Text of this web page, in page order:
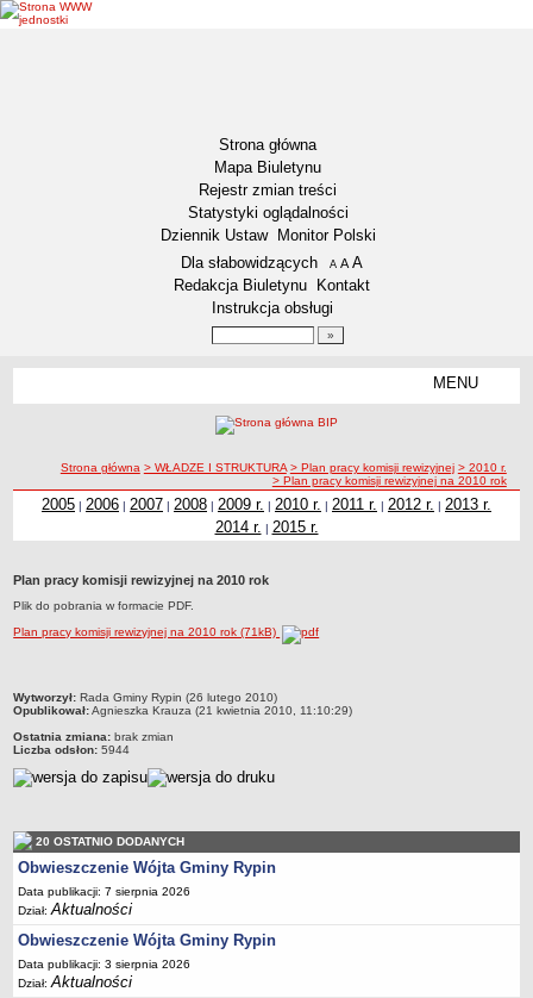
Strona główna
Mapa Biuletynu
Rejestr zmian treści
Statystyki oglądalności
Dziennik Ustaw
Monitor Polski
Menu dodatkowe
Dla słabowidzących A pomniejsz czcionkę
A standardowy rozmiar czcionki
A
Redakcja Biuletynu
Kontakt
Instrukcja obsługi
MENU
Status gminy
Lokalizacja
Zadania publiczne
Rejestr instytucji kultury
RODO Klauzule informacyjne
AKTUALNOŚCI I OGŁOSZENIA
Tabela informacyjna
Czas pracy urzędu
Nr konta bankowego, NIP, REGON
Pracownicy urzędu - urząd gminy
Pracownicy urzędu - baza magazynowo - warsztatowa
ścieżka nawigacji
Strona główna > WŁADZE I STRUKTURA > Plan pracy komisji rewizyjnej > 2010 r.
> Plan pracy komisji rewizyjnej na 2010 rok
2005 | 2006 | 2007 | 2008 | 2009 r. | 2010 r. | 2011 r. | 2012 r. | 2013 r.
2014 r. | 2015 r.
Plan pracy komisji rewizyjnej na 2010 rok
Plik do pobrania w formacie PDF.
Plan pracy komisji rewizyjnej na 2010 rok (71kB)
metryczka
Wytworzył: Rada Gminy Rypin (26 lutego 2010)
Opublikował:Agnieszka Krauza (21 kwietnia 2010, 11:10:29)
Ostatnia zmiana: brak zmian
Liczba odsłon: 5944
20 OSTATNIO DODANYCH
Obwieszczenie Wójta Gminy Rypin
Data publikacji: 7 sierpnia 2026
Dział:Aktualności
Obwieszczenie Wójta Gminy Rypin
Data publikacji: 3 sierpnia 2026
Dział:Aktualności